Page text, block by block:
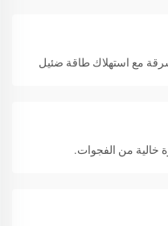
مع استهلاك طاقة ضئيل